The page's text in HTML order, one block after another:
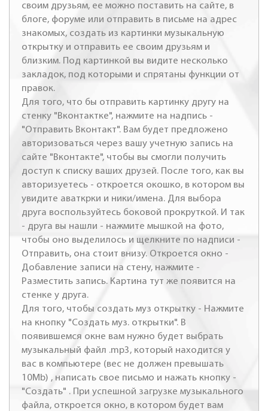
своим друзьям, ее можно поставить на сайте, в
блоге, форуме или отправить в письме на адрес
знакомых, создать из картинки музыкальную
открытку и отправить ее своим друзьям и
близким. Под картинкой вы видите несколько
закладок, под которыми и спрятаны функции от
правок.
Для того, что бы отправить картинку другу на
стенку "Вконтактке", нажмите на надпись -
"Отправить Вконтакт". Вам будет предложено
авторизоваться через вашу учетную запись на
сайте "Вконтакте", чтобы вы смогли получить
доступ к списку ваших друзей. После того, как вы
авторизуетесь - откроется окошко, в котором вы
увидите аваткрки и ники/имена. Для выбора
друга воспользуйтесь боковой прокруткой. И так
- друга вы нашли - нажмите мышкой на фото,
чтобы оно выделилось и щелкните по надписи -
Отправить, она стоит внизу. Откроется окно -
Добавление записи на стену, нажмите -
Разместить запись. Картина тут же появится на
стенке у друга.
Для того, чтобы создать муз открытку - Нажмите
на кнопку "Создать муз. открытки". В
появившемся окне вам нужно будет выбрать
музыкальный файл .mp3, который находится у
вас в компьютере (вес не должен превышать
10Mb) , написать свое письмо и нажать кнопку -
"Создать" . При успешной загрузке музыкального
файла, откроется окно, в котором будет вам